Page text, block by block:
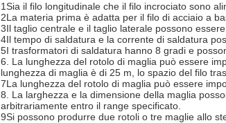
1Sia il filo longitudinale che il filo incrociato sono
2La materia prima è adatta per il filo di acciaio a
3Il taglio centrale e il taglio laterale possono
4Il tempo di saldatura e la corrente di saldatura
5I trasformatori di saldatura hanno 8 gradi e
6. La lunghezza del rotolo di maglia può essere
lunghezza di maglia è di 25 m, lo spazio del filo
7La lunghezza del rotolo di maglia può essere
8. La larghezza e la dimensione della maglia
arbitrariamente entro il range specificato.
9Si possono produrre due rotoli o tre maglie allo